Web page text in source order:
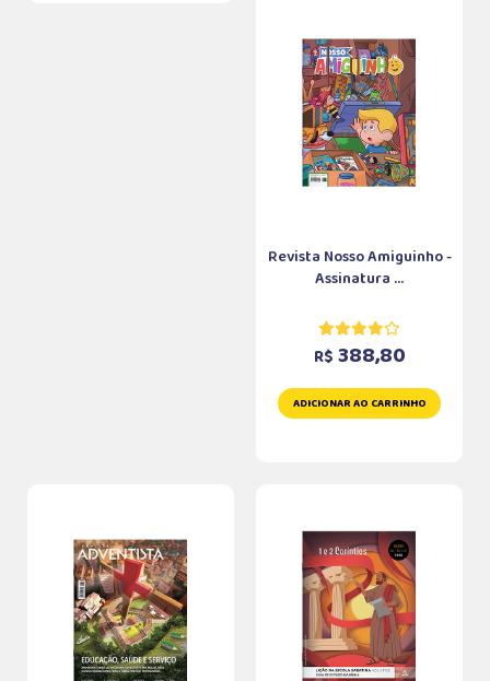
Revista Nosso Amiguinho -
Assinatura ...
R$ 388,80
ADICIONAR AO CARRINHO